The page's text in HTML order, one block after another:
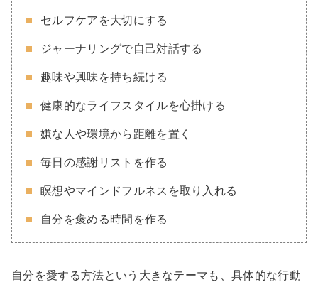
セルフケアを大切にする
ジャーナリングで自己対話する
趣味や興味を持ち続ける
健康的なライフスタイルを心掛ける
嫌な人や環境から距離を置く
毎日の感謝リストを作る
瞑想やマインドフルネスを取り入れる
自分を褒める時間を作る
自分を愛する方法という大きなテーマも、具体的な行動